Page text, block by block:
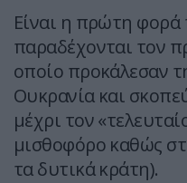
Είναι η πρώτη
παραδέχονται τον
οποίο προκάλεσαν
Ουκρανία και
μέχρι τον
μισθοφόρο καθώς
τα δυτικά κράτη).